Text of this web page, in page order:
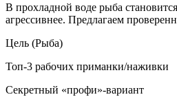
В прохладной воде рыба
агрессивнее. Предлагаем
Цель (Рыба)
Топ-3 рабочих приманки/наживки
Секретный «профи»-вариант